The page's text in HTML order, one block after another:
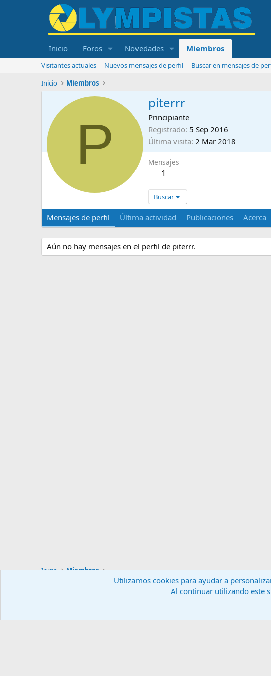
Inicio Foros Novedades Miembros
Visitantes actuales Nuevos mensajes de perfil
Buscar en mensajes de
Inicio
Miembros
P
piterrr
Principiante
Registrado 5 Sep 2016
Última visita 2 Mar 2018
Mensajes
1
Buscar
Mensajes de perfil Última actividad Publicaciones Acerca
Aún no hay mensajes en el perfil de piterrr.
Inicio Miembros
Utilizamos cookies para ayudar a
Al continuar utilizando este